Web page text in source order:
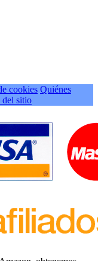
cookies Quiénes
del sitio